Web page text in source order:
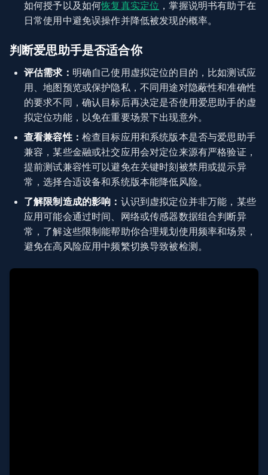
如何授予以及如何恢复真实定位 ，掌握说明书有助于在
日常使用中避免误操作并降低被发现的概率。
判断爱思助手是否适合你
评估需求： 明确自己使用虚拟定位的目的，比如测试应
用、地图预览或保护隐私，不同用途对隐蔽性和准确性
的要求不同，确认目标后再决定是否使用爱思助手的虚
拟定位功能，以免在重要场景下出现意外。
查看兼容性： 检查目标应用和系统版本是否与爱思助手
兼容，某些金融或社交应用会对定位来源有严格验证，
提前测试兼容性可以避免在关键时刻被禁用或提示异
常，选择合适设备和系统版本能降低风险。
了解限制造成的影响： 认识到虚拟定位并非万能，某些
应用可能会通过时间、网络或传感器数据组合判断异
常，了解这些限制能帮助你合理规划使用频率和场景，
避免在高风险应用中频繁切换导致被检测。